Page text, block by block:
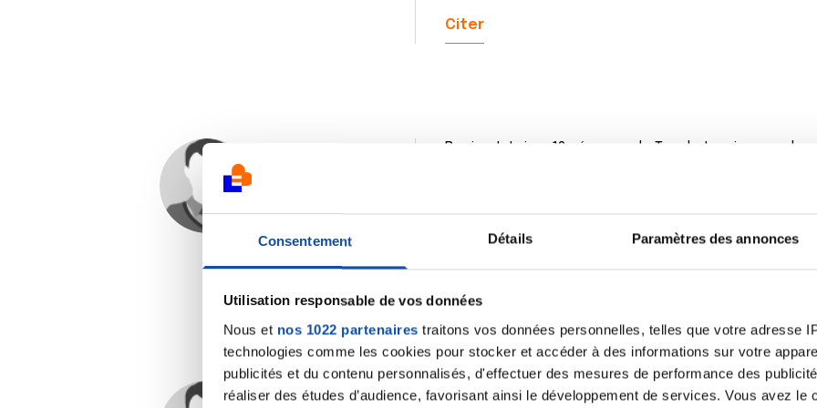
Consentement Détails Paramètres des annonces
Utilisation responsable de vos données
Nous et nos 1022 partenaires traitons vos données personnelles, telles que votre adresse
technologies comme les cookies pour stocker et accéder à des informations sur votre
publicités et du contenu personnalisés, d'effectuer des mesures de performance des
réaliser des études d’audience, favorisant ainsi le développement de services. Vous avez le
Citer
Bonjour! J ai eu 12 séances de Taxol et n ai pas eu le
chaussons refrigeres ça a ete les 6 premières
douleurs et engourdissements....je cumulais avec
Citer
Bonjour mon hôpital propose des gants en latex dès